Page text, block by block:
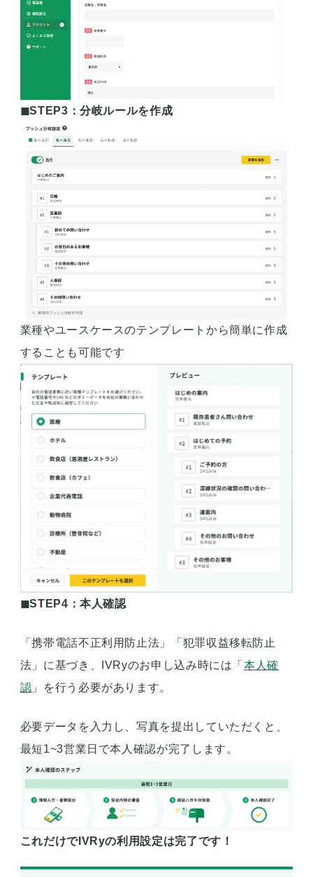
◼︎STEP3：分岐ルールを作成
業種やユースケースのテンプレートから簡単に作成
することも可能です
◼︎STEP4：本人確認
「携帯電話不正利用防止法」「犯罪収益移転防止
法」に基づき、IVRyのお申し込み時には「本人確
認 」を行う必要があります。
必要データを入力し、写真を提出していただくと、
最短1~3営業日で本人確認が完了します。
これだけでIVRyの利用設定は完了です！